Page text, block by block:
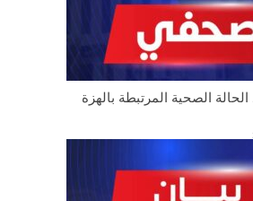
الصحية المرتبطة بالهزة